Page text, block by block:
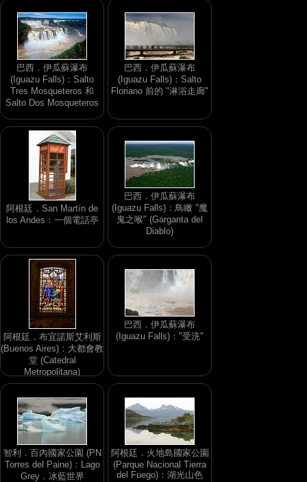
巴西．伊瓜蘇瀑布
(Iguazu Falls)：Salto
Tres Mosqueteros 和
Salto Dos Mosqueteros
巴西．伊瓜蘇瀑布
(Iguazu Falls)：Salto
Floriano 前的 "淋浴走廊"
阿根廷．San Martín de
los Andes：一個電話亭
巴西．伊瓜蘇瀑布
(Iguazu Falls)：鳥瞰 "魔
鬼之喉" (Garganta del
Diablo)
阿根廷．布宜諾斯艾利斯
(Buenos Aires)：大都會教
堂 (Catedral
Metropolitana)
巴西．伊瓜蘇瀑布
(Iguazu Falls)："受洗"
智利．百內國家公園 (PN
Torres del Paine)：Lago
Grey．冰藍世界
阿根廷．火地島國家公園
(Parque Nacional Tierra
del Fuego)：湖光山色